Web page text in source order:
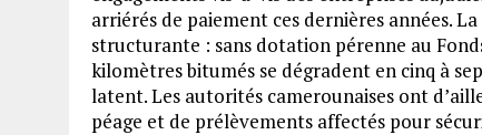
arriérés de paiement ces dernières années.
structurante : sans dotation pérenne au
kilomètres bitumés se dégradent en cinq à
latent. Les autorités camerounaises ont
péage et de prélèvements affectés pour